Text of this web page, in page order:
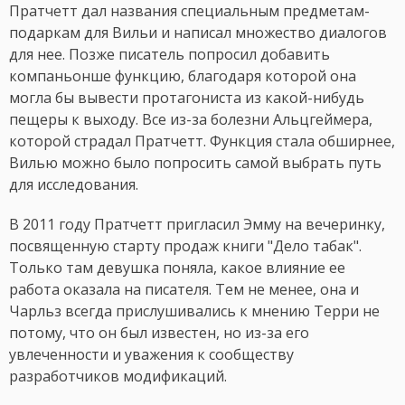
Пратчетт дал названия специальным предметам-
подаркам для Вильи и написал множество диалогов
для нее. Позже писатель попросил добавить
компаньонше функцию, благодаря которой она
могла бы вывести протагониста из какой-нибудь
пещеры к выходу. Все из-за болезни Альцгеймера,
которой страдал Пратчетт. Функция стала обширнее,
Вилью можно было попросить самой выбрать путь
для исследования.
В 2011 году Пратчетт пригласил Эмму на вечеринку,
посвященную старту продаж книги "Дело табак".
Только там девушка поняла, какое влияние ее
работа оказала на писателя. Тем не менее, она и
Чарльз всегда прислушивались к мнению Терри не
потому, что он был известен, но из-за его
увлеченности и уважения к сообществу
разработчиков модификаций.